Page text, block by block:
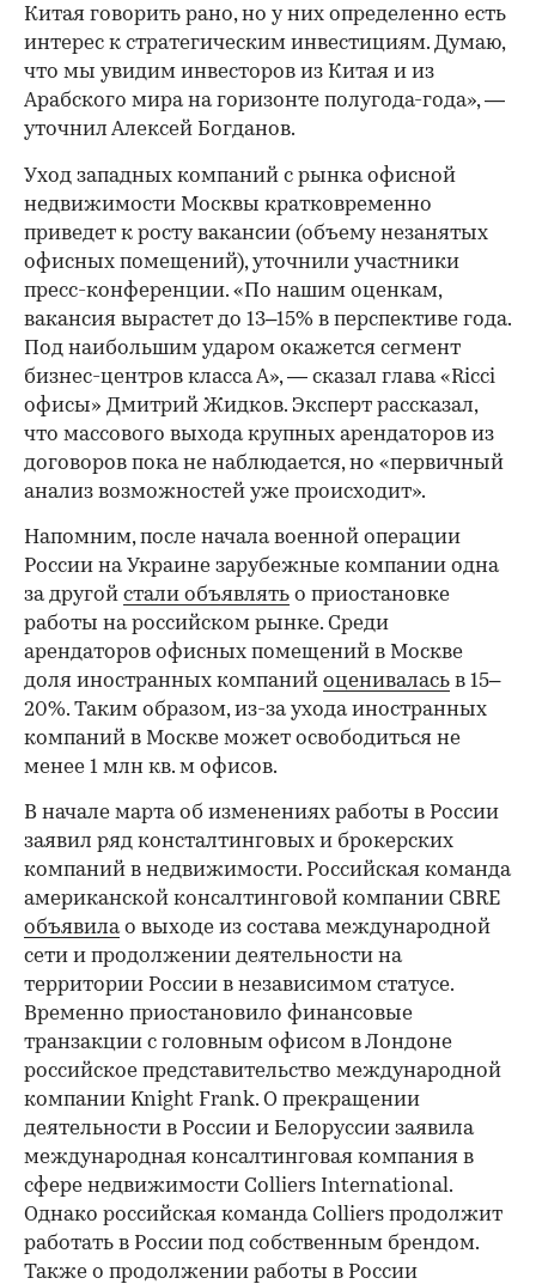
Китая говорить рано, но у них определенно есть
интерес к стратегическим инвестициям. Думаю,
что мы увидим инвесторов из Китая и из
Арабского мира на горизонте полугода-года», —
уточнил Алексей Богданов.
Уход западных компаний с рынка офисной
недвижимости Москвы кратковременно
приведет к росту вакансии (объему незанятых
офисных помещений), уточнили участники
пресс-конференции. «По нашим оценкам,
вакансия вырастет до 13–15% в перспективе года.
Под наибольшим ударом окажется сегмент
бизнес-центров класса А», — сказал глава «Ricci
офисы» Дмитрий Жидков. Эксперт рассказал,
что массового выхода крупных арендаторов из
договоров пока не наблюдается, но «первичный
анализ возможностей уже происходит».
Напомним, после начала военной операции
России на Украине зарубежные компании одна
за другой стали объявлять о приостановке
работы на российском рынке. Среди
арендаторов офисных помещений в Москве
доля иностранных компаний оценивалась в 15–
20%. Таким образом, из-за ухода иностранных
компаний в Москве может освободиться не
менее 1 млн кв. м офисов.
В начале марта об изменениях работы в России
заявил ряд консталтинговых и брокерских
компаний в недвижимости. Российская команда
американской консалтинговой компании CBRЕ
объявилао выходе из состава международной
сети и продолжении деятельности на
территории России в независимом статусе.
Временно приостановило финансовые
транзакции с головным офисом в Лондоне
российское представительство международной
компании Knight Frank. О прекращении
деятельности в России и Белоруссии заявила
международная консалтинговая компания в
сфере недвижимости Colliers International.
Однако российская команда Colliers продолжит
работать в России под собственным брендом.
Также о продолжении работы в России